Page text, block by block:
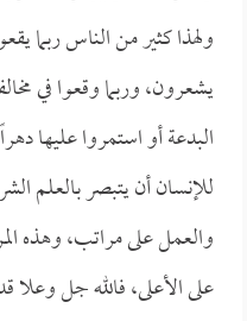
ولهذا كثير من الناس ربما
يشعرون، وربما وقعوا في
البدعة أو استمروا عليها
للإنسان أن يتبصر بالعلم
والعمل على مراتب، وهذه
على الأعلى، فالله جل